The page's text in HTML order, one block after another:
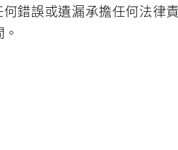
錯誤或遺漏承擔任何法律